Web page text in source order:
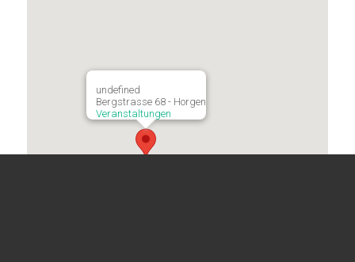
undefined
Bergstrasse 68 - Horgen
Veranstaltungen